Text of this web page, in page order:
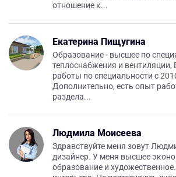
отношение к...
Екатерина Пищугина
Образование - высшее по
теплоснабжения и
работы по специальности с
Дополнительно, есть опыт
раздела...
Людмила Моисеева
Здравствуйте меня зовут
дизайнер. У меня высшее
образование и